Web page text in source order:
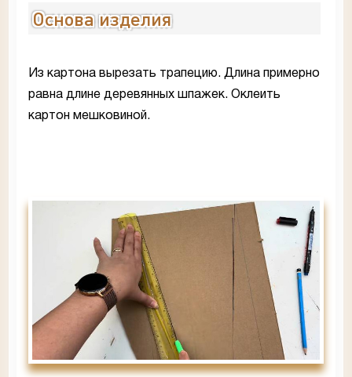
Основа изделия
Из картона вырезать трапецию. Длина примерно
равна длине деревянных шпажек. Оклеить
картон мешковиной.